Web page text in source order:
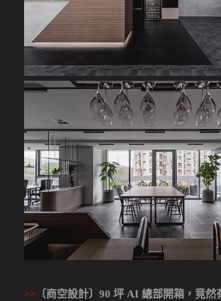
>> 〔商空設計〕90 坪 AI 總部開箱，竟然